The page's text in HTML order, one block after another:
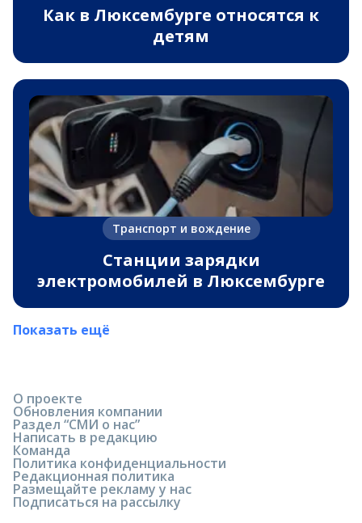
Как в Люксембурге относятся к
детям
Транспорт и вождение
Станции зарядки
электромобилей в Люксембурге
Показать ещё
О проекте
Обновления компании
Раздел “СМИ о нас”
Написать в редакцию
Команда
Политика конфиденциальности
Редакционная политика
Размещайте рекламу у нас
Подписаться на рассылку